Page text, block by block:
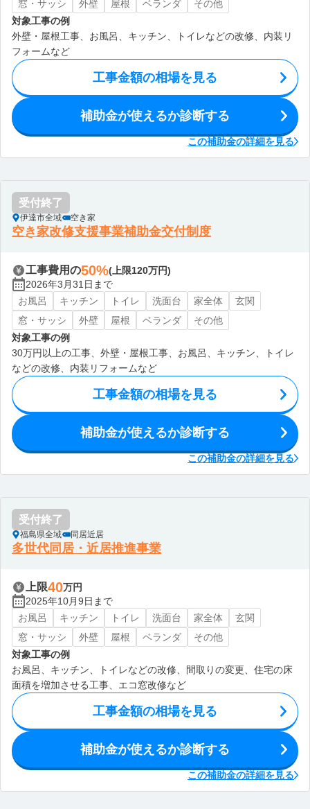
窓・サッシ 外壁 屋根 ベランダ
その他
対象工事の例
外壁・屋根工事、お風呂、キッチン、トイレなどの改修、内装リ
フォームなど
工事金額の相場を見る
補助金が使えるか診断する
この補助金の詳細を見る
受付終了
伊達市全域 空き家
空き家改修支援事業補助金交付制度
工事費用の50%(上限120万円)
2026年3月31日まで
お風呂
キッチン トイレ 洗面台 家全体
玄関
窓・サッシ
外壁 屋根 ベランダ
その他
対象工事の例
30万円以上の工事、外壁・屋根工事、お風呂、キッチン、トイレ
などの改修、内装リフォームなど
工事金額の相場を見る
補助金が使えるか診断する
この補助金の詳細を見る
受付終了
福島県全域 同居近居
多世代同居・近居推進事業
上限40万円
2025年10月9日まで
お風呂
キッチン トイレ 洗面台 家全体
玄関
窓・サッシ
外壁 屋根 ベランダ
その他
対象工事の例
お風呂、キッチン、トイレなどの改修、間取りの変更、住宅の床
面積を増加させる工事、エコ窓改修など
工事金額の相場を見る
補助金が使えるか診断する
この補助金の詳細を見る